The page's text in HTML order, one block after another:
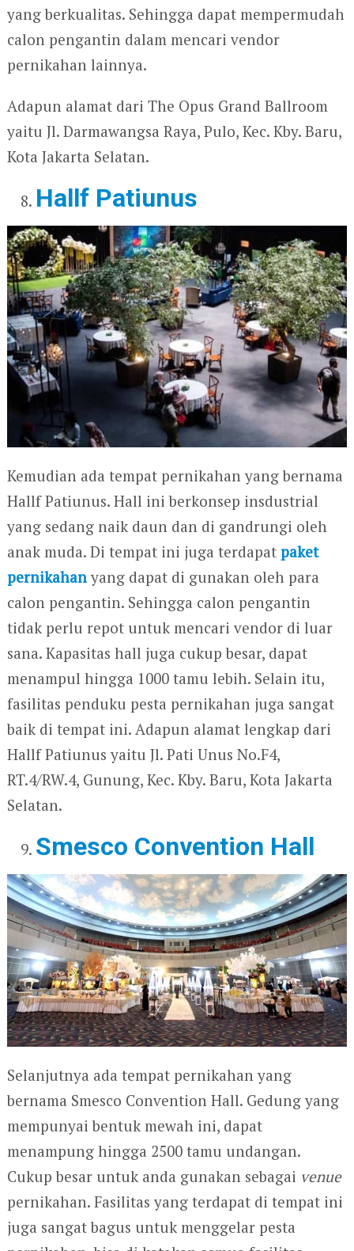
yang berkualitas. Sehingga dapat mempermudah
calon pengantin dalam mencari vendor
pernikahan lainnya.
Adapun alamat dari The Opus Grand Ballroom
yaitu Jl. Darmawangsa Raya, Pulo, Kec. Kby. Baru,
Kota Jakarta Selatan.
Hallf Patiunus
Kemudian ada tempat pernikahan yang bernama
Hallf Patiunus. Hall ini berkonsep insdustrial
yang sedang naik daun dan di gandrungi oleh
anak muda. Di tempat ini juga terdapat paket
pernikahanyang dapat di gunakan oleh para
calon pengantin. Sehingga calon pengantin
tidak perlu repot untuk mencari vendor di luar
sana. Kapasitas hall juga cukup besar, dapat
menampul hingga 1000 tamu lebih. Selain itu,
fasilitas penduku pesta pernikahan juga sangat
baik di tempat ini. Adapun alamat lengkap dari
Hallf Patiunus yaitu Jl. Pati Unus No.F4,
RT.4/RW.4, Gunung, Kec. Kby. Baru, Kota Jakarta
Selatan.
Smesco Convention Hall
Selanjutnya ada tempat pernikahan yang
bernama Smesco Convention Hall. Gedung yang
mempunyai bentuk mewah ini, dapat
menampung hingga 2500 tamu undangan.
Cukup besar untuk anda gunakan sebagai venue
pernikahan. Fasilitas yang terdapat di tempat ini
juga sangat bagus untuk menggelar pesta